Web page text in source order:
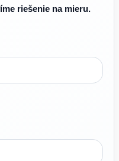
riešenie na mieru.